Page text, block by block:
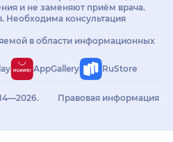
и не заменяют приём врача.
Необходима консультация
в области информационных
AppGallery RuStore
Правовая информация